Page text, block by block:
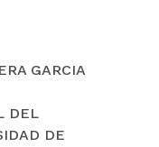
GARCIA
DEL
DE